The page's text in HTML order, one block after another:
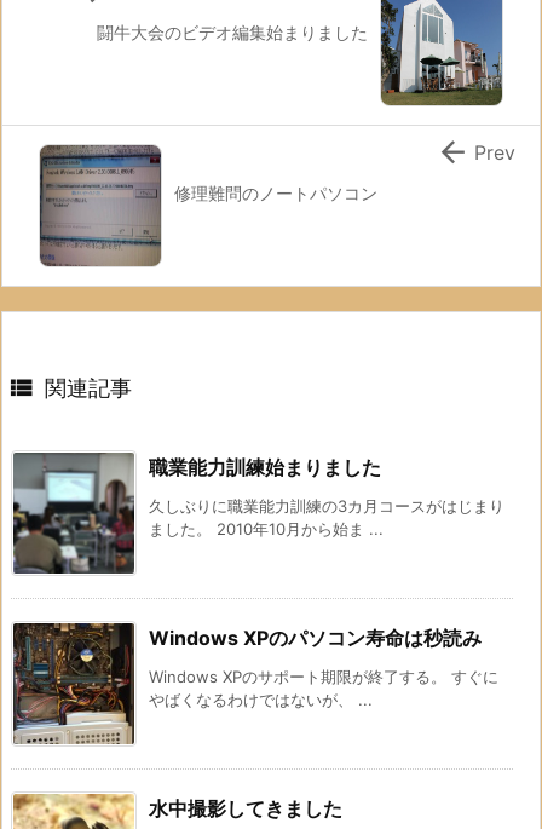
闘牛大会のビデオ編集始まりました
修理難問のノートパソコン
 Prev
 関連記事
職業能力訓練始まりました
久しぶりに職業能力訓練の3カ月コースがはじまり
ました。 2010年10月から始ま ...
Windows XPのパソコン寿命は秒読み
Windows XPのサポート期限が終了する。 すぐに
やばくなるわけではないが、 ...
水中撮影してきました